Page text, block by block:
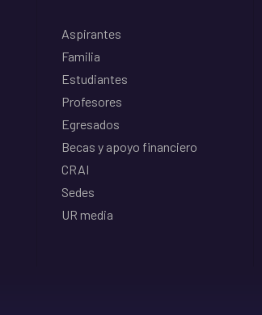
Aspirantes
Familia
Estudiantes
Profesores
Egresados
Becas y apoyo financiero
CRAI
Sedes
UR media